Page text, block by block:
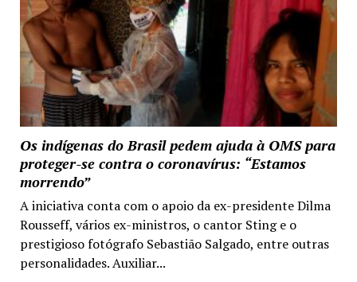
Os indígenas do Brasil pedem ajuda à OMS para
proteger-se contra o coronavírus: “Estamos
morrendo”
A iniciativa conta com o apoio da ex-presidente Dilma
Rousseff, vários ex-ministros, o cantor Sting e o
prestigioso fotógrafo Sebastião Salgado, entre outras
personalidades. Auxiliar...